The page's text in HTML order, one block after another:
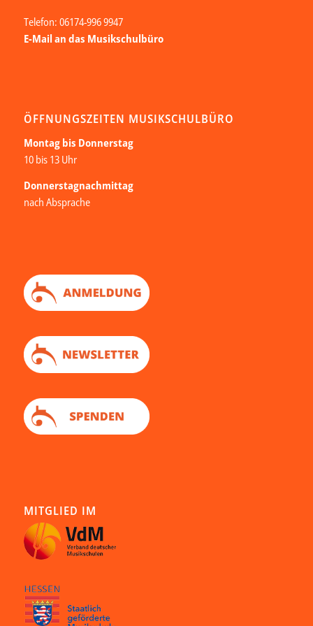
Telefon: 06174-996 9947
E-Mail an das Musikschulbüro
ÖFFNUNGSZEITEN MUSIKSCHULBÜRO
Montag bis Donnerstag
10 bis 13 Uhr
Donnerstagnachmittag
nach Absprache
MITGLIED IM